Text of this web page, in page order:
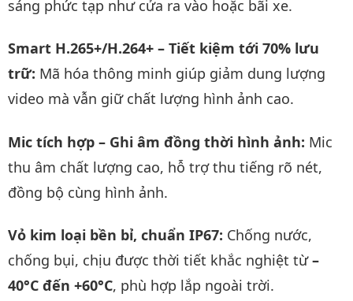
sáng phức tạp như cửa ra vào hoặc bãi xe.
Smart H.265+/H.264+ – Tiết kiệm tới 70% lưu
trữ: Mã hóa thông minh giúp giảm dung lượng
video mà vẫn giữ chất lượng hình ảnh cao.
Mic tích hợp – Ghi âm đồng thời hình ảnh: Mic
thu âm chất lượng cao, hỗ trợ thu tiếng rõ nét,
đồng bộ cùng hình ảnh.
Vỏ kim loại bền bỉ, chuẩn IP67: Chống nước,
chống bụi, chịu được thời tiết khắc nghiệt từ–
40°C đến +60°C, phù hợp lắp ngoài trời.